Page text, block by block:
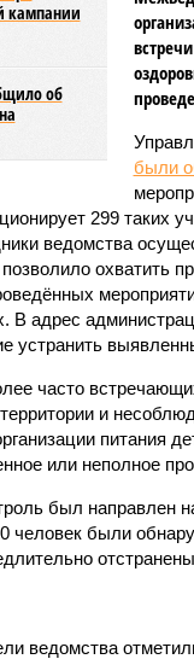
кампании
об
были
299 таких
ведомства
позволило охватить
В адрес
устранить
часто
и
питания
или неполное
был направлен
человек были
ведомства